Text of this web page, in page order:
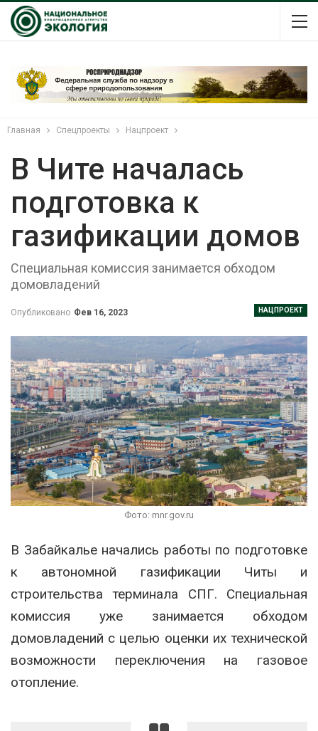
Главная Спецпроекты Нацпроект
В Чите началась
подготовка к
газификации домов
Специальная комиссия занимается обходом
домовладений
НАЦПРОЕКТ
Опубликовано Фев 16, 2023
Фото: mnr.gov.ru
В Забайкалье начались работы по подготовке
к автономной газификации Читы и
строительства терминала СПГ. Специальная
комиссия уже занимается обходом
домовладений с целью оценки их технической
возможности переключения на газовое
отопление.